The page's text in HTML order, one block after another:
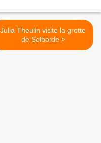
Julia Theulin visite la grotte
de Solborde >